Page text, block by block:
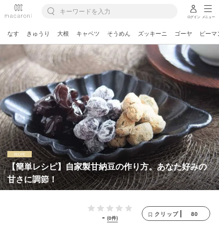
ログイン メニュー
なす きゅうり 大根 キャベツ そうめん ズッキーニ ゴーヤ ピーマ
【簡単レシピ】自家製甘納豆の作り方。あなた好みの
甘さに調節！
- (0件)
クリップ 80